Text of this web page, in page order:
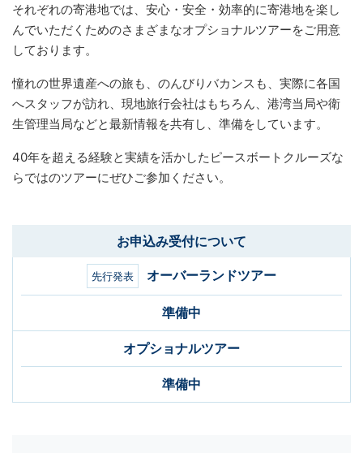
それぞれの寄港地では、安心・安全・効率的に寄港地を楽し
んでいただくためのさまざまなオプショナルツアーをご用意
しております。
憧れの世界遺産への旅も、のんびりバカンスも、実際に各国
へスタッフが訪れ、現地旅行会社はもちろん、港湾当局や衛
生管理当局などと最新情報を共有し、準備をしています。
40年を超える経験と実績を活かしたピースボートクルーズな
らではのツアーにぜひご参加ください。
お申込み受付について
先行発表 オーバーランドツアー
準備中
オプショナルツアー
準備中